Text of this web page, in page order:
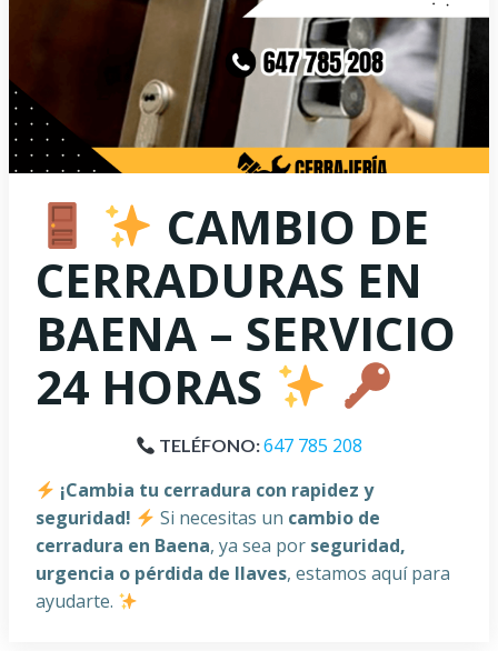
CAMBIO DE
CERRADURAS EN
BAENA – SERVICIO
24 HORAS
TELÉFONO:647 785 208
¡Cambia tu cerradura con rapidez y
seguridad!
Si necesitas un cambio de
cerradura en Baena, ya sea por seguridad,
urgencia o pérdida de llaves, estamos aquí para
ayudarte.